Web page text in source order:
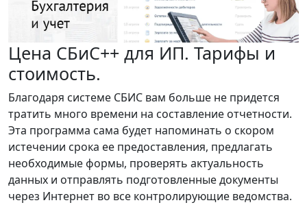
Цена СБиС++ для ИП. Тарифы и
стоимость.
Благодаря системе СБИС вам больше не придется
тратить много времени на составление отчетности.
Эта программа сама будет напоминать о скором
истечении срока ее предоставления, предлагать
необходимые формы, проверять актуальность
данных и отправлять подготовленные документы
через Интернет во все контролирующие ведомства.